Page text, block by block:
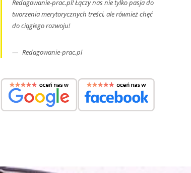
Redagowanie-prac.pl! Łączy nas nie tylko pasja do
tworzenia merytorycznych treści, ale również chęć
do ciągłego rozwoju!
Redagowanie-prac.pl